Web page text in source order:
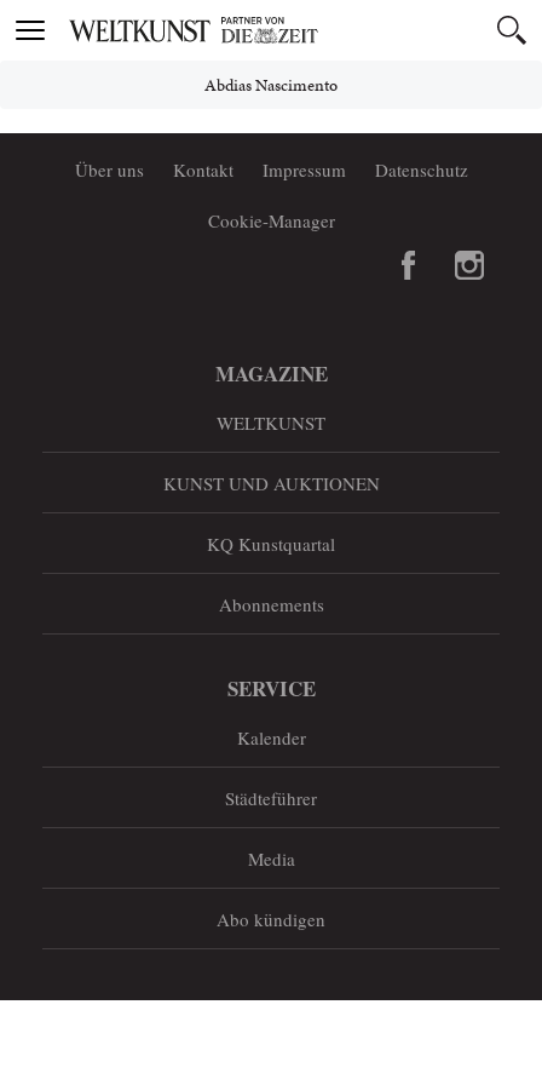
Toggle
Abdias Nascimento
Über uns Kontakt Impressum Datenschutz
Cookie-Manager
MAGAZINE
WELTKUNST
KUNST UND AUKTIONEN
KQ Kunstquartal
Abonnements
SERVICE
Kalender
Städteführer
Media
Abo kündigen